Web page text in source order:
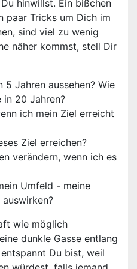
hinwillst. Ein bißchen
paar Tricks um Dich im
sind viel zu wenig
näher kommst, stell Dir
5 Jahren aussehen? Wie
in 20 Jahren?
ich mein Ziel erreicht
Ziel erreichen?
verändern, wenn ich es
Umfeld - meine
wie möglich
dunkle Gasse entlang
Du bist, weil